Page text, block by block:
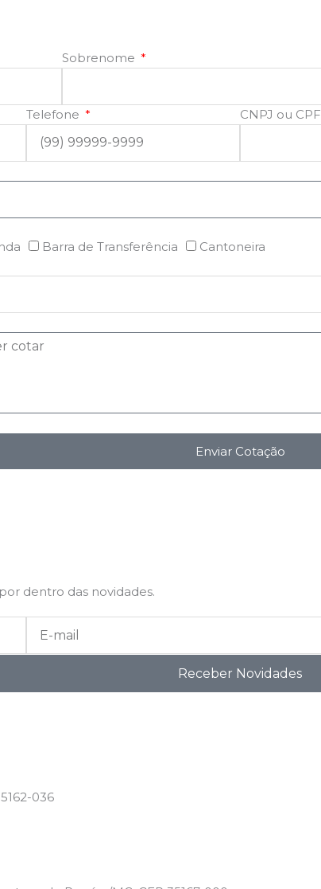
Sobrenome
Telefone CNPJ ou CPF
Barra de Transferência
Cantoneira
Enviar Cotação
dentro das novidades.
mail
Receber Novidades
036